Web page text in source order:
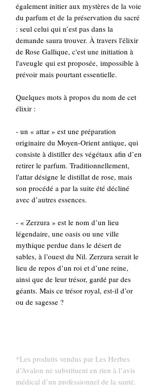
également initier aux mystères de la voie
du parfum et de la préservation du sacré
: seul celui qui n’est pas dans la
demande saura trouver. À travers l'élixir
de Rose Gallique, c'est une initiation à
l'aveugle qui est proposée, impossible à
prévoir mais pourtant essentielle.
Quelques mots à propos du nom de cet
élixir :
- un « attar » est une préparation
originaire du Moyen-Orient antique, qui
consiste à distiller des végétaux afin d’en
retirer le parfum. Traditionnellement,
l'attar désigne le distillat de rose, mais
son procédé a par la suite été décliné
avec d’autres essences.
- « Zerzura » est le nom d’un lieu
légendaire, une oasis ou une ville
mythique perdue dans le désert de
sables, à l’ouest du Nil. Zerzura serait le
lieu de repos d’un roi et d’une reine,
ainsi que de leur trésor, gardé par des
géants. Mais ce trésor royal, est-il d’or
ou de sagesse ?
*Les produits vendus par Les Herbes
d’Avalon ne substituent en rien à l’avis
médical d’un professionnel de la santé.